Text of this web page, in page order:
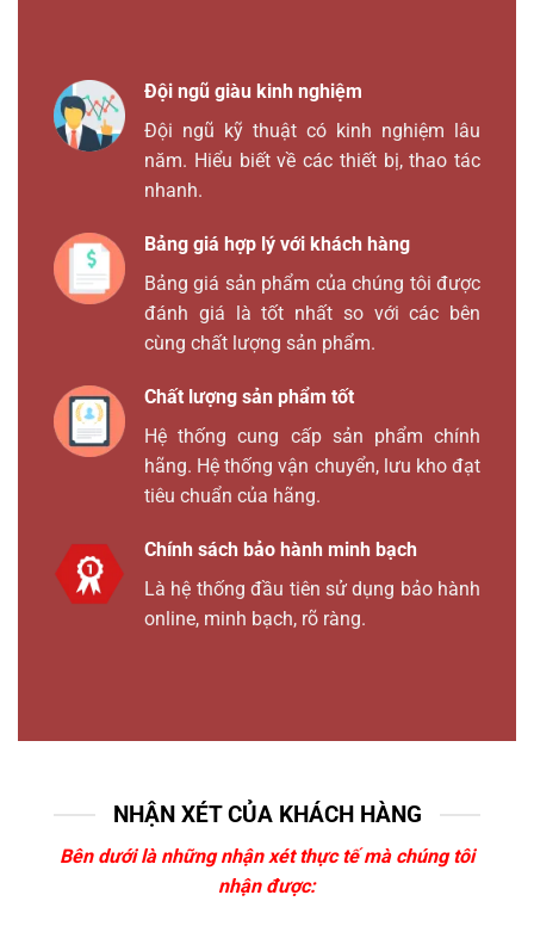
Đội ngũ giàu kinh nghiệm
Đội ngũ kỹ thuật có kinh nghiệm lâu
năm. Hiểu biết về các thiết bị, thao tác
nhanh.
Bảng giá hợp lý với khách hàng
Bảng giá sản phẩm của chúng tôi được
đánh giá là tốt nhất so với các bên
cùng chất lượng sản phẩm.
Chất lượng sản phẩm tốt
Hệ thống cung cấp sản phẩm chính
hãng. Hệ thống vận chuyển, lưu kho đạt
tiêu chuẩn của hãng.
Chính sách bảo hành minh bạch
Là hệ thống đầu tiên sử dụng bảo hành
online, minh bạch, rõ ràng.
NHẬN XÉT CỦA KHÁCH HÀNG
Bên dưới là những nhận xét thực tế mà chúng tôi
nhận được: